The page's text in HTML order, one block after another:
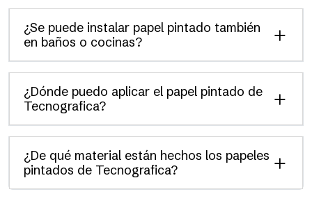
¿Se puede instalar papel pintado también
en baños o cocinas?
¿Dónde puedo aplicar el papel pintado de
Tecnografica?
¿De qué material están hechos los papeles
pintados de Tecnografica?